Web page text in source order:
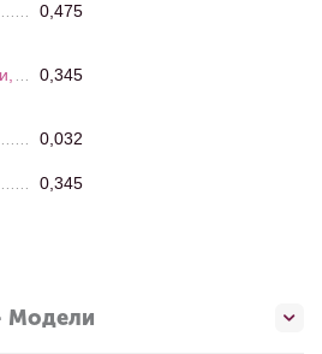
0,475
0,345
0,032
0,345
Модели